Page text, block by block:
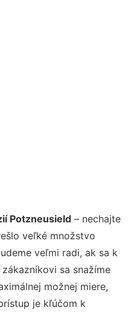
Potzneusield – nechajte
veľké množstvo
veľmi radi, ak sa k
sa snažíme
možnej miere,
je kľúčom k